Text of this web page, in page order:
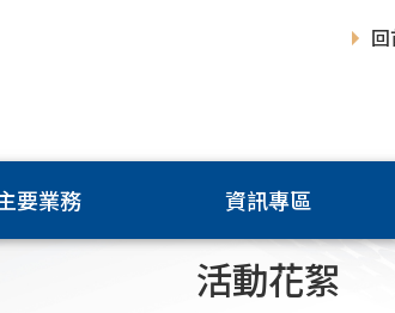
要業務 資訊專區
活動花絮